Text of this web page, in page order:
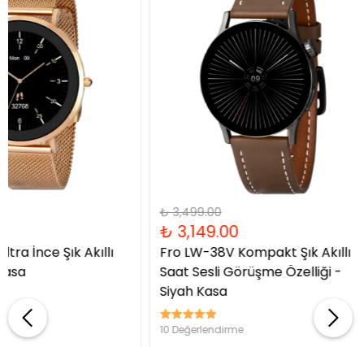
38V Kompakt Şık Akıllı
Görüşme Özelliği -
₺ 3,499.00
₺ 3,149.00
Fro LW-38V Kompakt Şık
Saat Sesli Görüşme
Gold Kasa
10 Değerlendirme